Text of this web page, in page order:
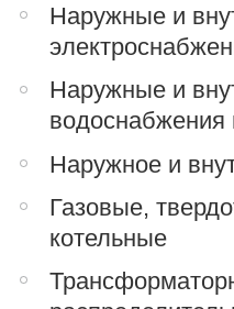
Наружные и
Наружные и
водоснабжения
Наружное и
Газовые,
котельные